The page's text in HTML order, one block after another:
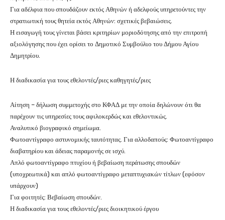
Για αδέλφια που σπουδάζουν εκτός Αθηνών ή αδελφούς υπηρετούντες την
στρατιωτική τους θητεία εκτός Αθηνών: σχετικές βεβαιώσεις.
Η εισαγωγή τους γίνεται βάσει κριτηρίων μοριοδότησης από την επιτροπή
αξιολόγησης που έχει ορίσει το Δημοτικό Συμβούλιο του Δήμου Αγίου
Δημητρίου.
Η διαδικασία για τους εθελοντές/ριες καθηγητές/ριες
Αίτηση – δήλωση συμμετοχής στο ΚΦΑΔ με την οποία δηλώνουν ότι θα
παρέχουν τις υπηρεσίες τους αφιλοκερδώς και εθελοντικώς.
Αναλυτικό βιογραφικό σημείωμα.
Φωτοαντίγραφο αστυνομικής ταυτότητας. Για αλλοδαπούς: Φωτοαντίγραφο
διαβατηρίου και άδειας παραμονής σε ισχύ.
Απλό φωτοαντίγραφο πτυχίου ή βεβαίωση περάτωσης σπουδών
(υποχρεωτικά) και απλό φωτοαντίγραφο μεταπτυχιακών τίτλων (εφόσον
υπάρχουν)
Για φοιτητές: Βεβαίωση σπουδών.
Η διαδικασία για τους εθελοντές/ριες διοικητικού έργου